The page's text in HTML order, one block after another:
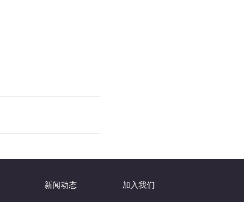
新闻动态 加入我们